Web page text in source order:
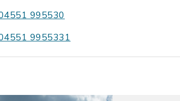
995530
9955331